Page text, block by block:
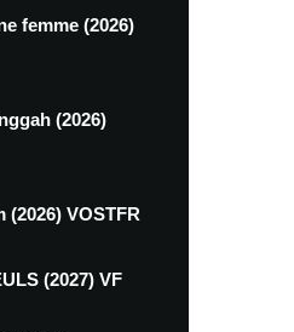
femme (2026)
(2026)
VOSTFR
(2027) VF